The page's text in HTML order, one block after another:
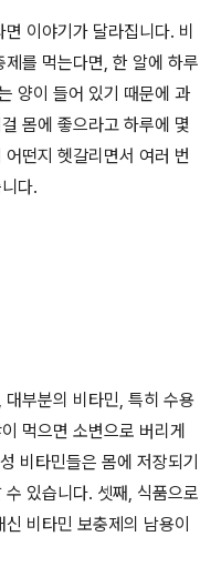
이야기가 달라집니다. 비
를 먹는다면, 한 알에 하루
양이 들어 있기 때문에 과
몸에 좋으라고 하루에 몇
떤지 헷갈리면서 여러 번
다.
부분의 비타민, 특히 수용
먹으면 소변으로 버리게
비타민들은 몸에 저장되기
있습니다. 셋째, 식품으로
비타민 보충제의 남용이